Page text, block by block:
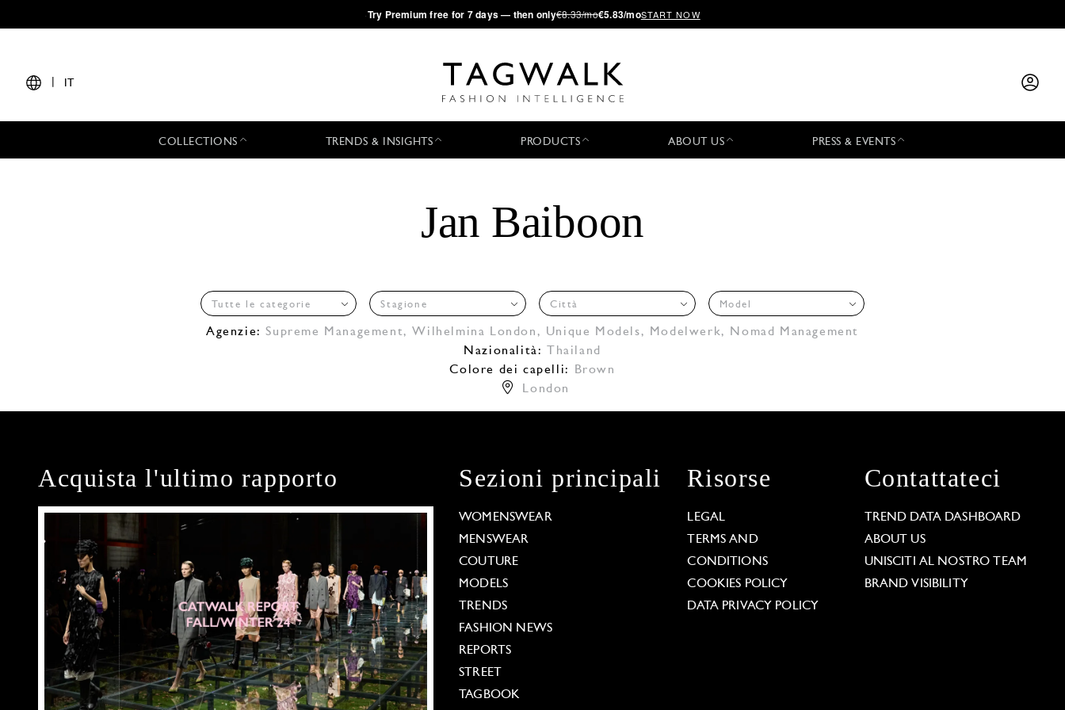
·Try Premium free for 7 days — then only€8.33/mo€5.83/moSTART NOW
IT
COLLECTIONS TRENDS & INSIGHTS PRODUCTS ABOUT US PRESS & EVENTS
Jan Baiboon
Tutte le categorie Stagione Città Model
Agenzie:Supreme Management,Wilhelmina London , Unique Models, Modelwerk, Nomad Management
Nazionalità:
Thailand
Colore dei capelli:
Brown
London
Acquista l'ultimo rapporto Sezioni principali
WOMENSWEAR
MENSWEAR
COUTURE
MODELS
TRENDS
FASHION NEWS
REPORTS
STREET
TAGBOOK
Risorse
LEGAL
TERMS AND
CONDITIONS
COOKIES POLICY
DATA PRIVACY POLICY
Contattateci
TREND DATA DASHBOARD
ABOUT US
UNISCITI AL NOSTRO TEAM
BRAND VISIBILITY